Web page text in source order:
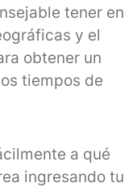
tener en
y el
obtener un
tiempos de
a qué
ingresando tu